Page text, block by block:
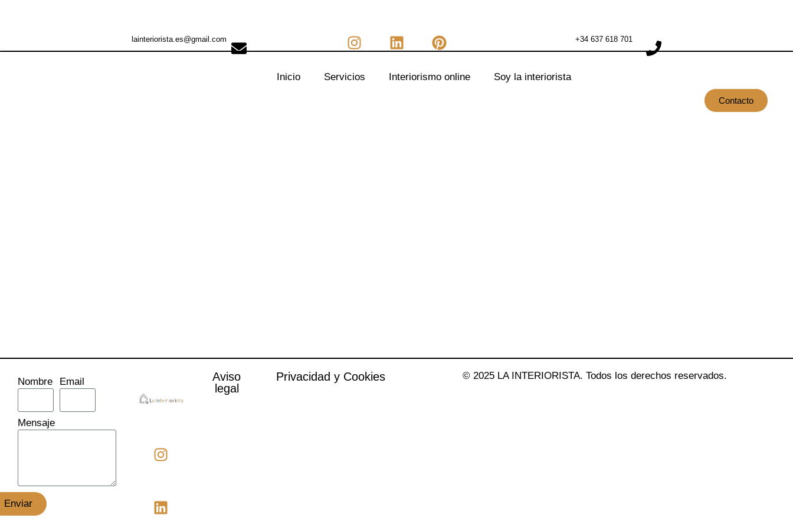
lainteriorista.es@gmail.com +34 637 618 701
Inicio Servicios Interiorismo online Soy la interiorista
Contacto
Nombre Email
Mensaje
Enviar
Aviso
legal
Privacidad y Cookies © 2025 LA INTERIORISTA. Todos los derechos reservados.